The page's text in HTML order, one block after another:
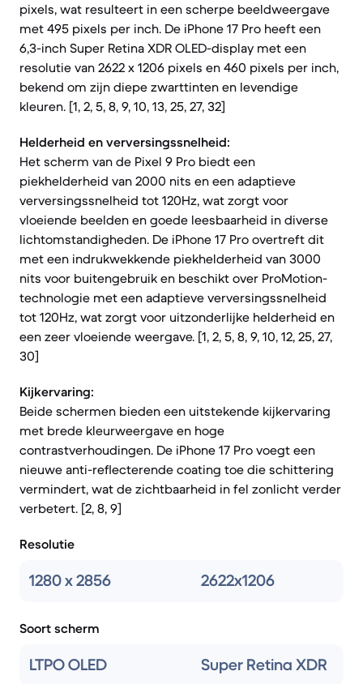
pixels, wat resulteert in een scherpe beeldweergave
met 495 pixels per inch. De iPhone 17 Pro heeft een
6,3-inch Super Retina XDR OLED-display met een
resolutie van 2622 x 1206 pixels en 460 pixels per inch,
bekend om zijn diepe zwarttinten en levendige
kleuren. [1, 2, 5, 8, 9, 10, 13, 25, 27, 32]
Helderheid en verversingssnelheid:
Het scherm van de Pixel 9 Pro biedt een
piekhelderheid van 2000 nits en een adaptieve
verversingssnelheid tot 120Hz, wat zorgt voor
vloeiende beelden en goede leesbaarheid in diverse
lichtomstandigheden. De iPhone 17 Pro overtreft dit
met een indrukwekkende piekhelderheid van 3000
nits voor buitengebruik en beschikt over ProMotion-
technologie met een adaptieve verversingssnelheid
tot 120Hz, wat zorgt voor uitzonderlijke helderheid en
een zeer vloeiende weergave. [1, 2, 5, 8, 9, 10, 12, 25, 27,
30]
Kijkervaring:
Beide schermen bieden een uitstekende kijkervaring
met brede kleurweergave en hoge
contrastverhoudingen. De iPhone 17 Pro voegt een
nieuwe anti-reflecterende coating toe die schittering
vermindert, wat de zichtbaarheid in fel zonlicht verder
verbetert. [2, 8, 9]
Resolutie
1280 x 2856 2622x1206
Soort scherm
LTPO OLED Super Retina XDR